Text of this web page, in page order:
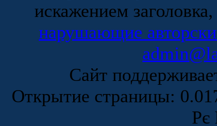
искажением
нарушающие
Сайт
Открытие страницы:
Рє